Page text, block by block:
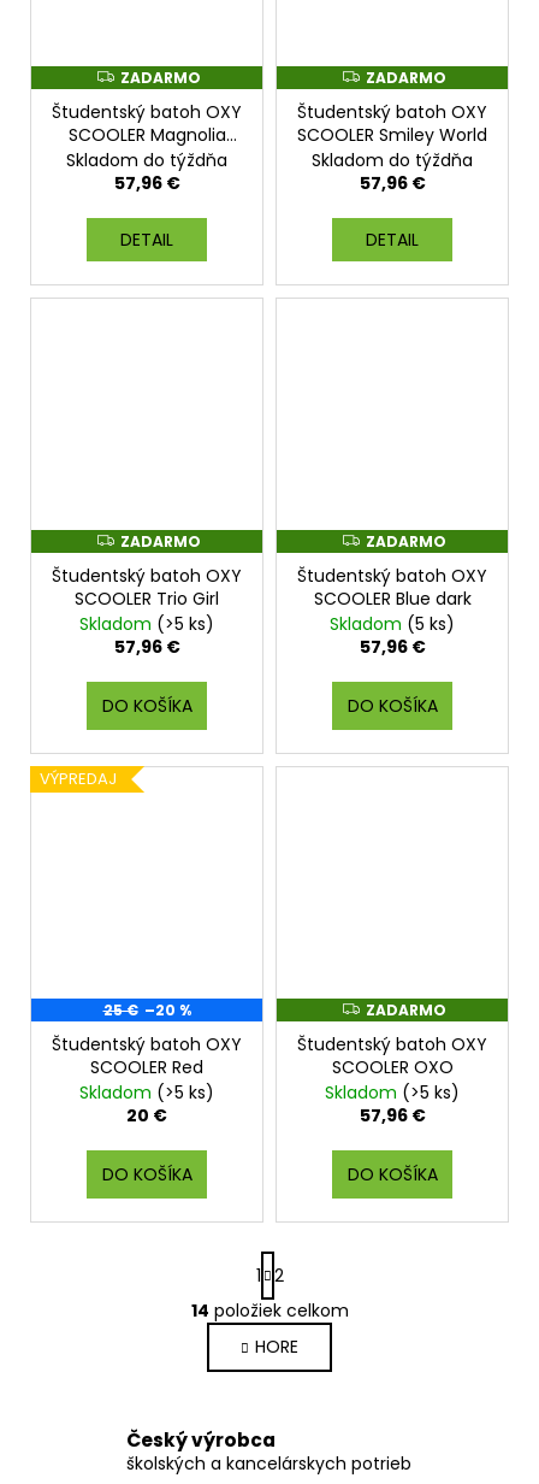
Z
A
D
A
R
M
O
ZADARMO
Študentský batoh OXY
SCOOLER Magnolia
Dark
Skladom do týždňa
57,96 €
DETAIL
Z
A
D
A
R
M
O
ZADARMO
Študentský batoh OXY
SCOOLER Smiley World
Skladom do týždňa
57,96 €
DETAIL
Z
A
D
A
R
M
O
ZADARMO
Študentský batoh OXY
SCOOLER Trio Girl
Skladom (>5 ks)
57,96 €
DO KOŠÍKA
Z
A
D
A
R
M
O
ZADARMO
Študentský batoh OXY
SCOOLER Blue dark
Skladom (5 ks)
57,96 €
DO KOŠÍKA
VÝPREDAJ
25 € –20 %
Študentský batoh OXY
SCOOLER Red
Skladom (>5 ks)
20 €
DO KOŠÍKA
Z
A
D
A
R
M
O
ZADARMO
Študentský batoh OXY
SCOOLER OXO
Skladom (>5 ks)
57,96 €
DO KOŠÍKA
O
v
l
d
a
S
t
r
á
n
k
a
n
1 2
14 položiek celkom
HORE
Český výrobca
školských a kancelárskych potrieb